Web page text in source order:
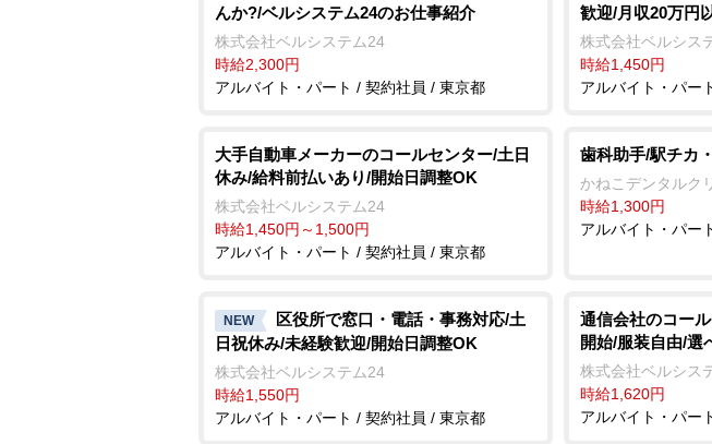
んか?/ベルシステム24のお仕事紹介
株式会社ベルシステム24
時給2,300円
アルバイト・パート / 契約社員 / 東京都
歓迎/月収20万円
株式会社ベルシス
時給1,450円
アルバイト・パー
大手自動車メーカーのコールセンター/土日
休み/給料前払いあり/開始日調整OK
株式会社ベルシステム24
時給1,450円～1,500円
アルバイト・パート / 契約社員 / 東京都
歯科助手/駅チカ
かねこデンタルク
時給1,300円
アルバイト・パー
NEW
区役所で窓口・電話・事務対応/土
日祝休み/未経験歓迎/開始日調整OK
株式会社ベルシステム24
時給1,550円
アルバイト・パート / 契約社員 / 東京都
通信会社のコー
開始/服装自由/選
株式会社ベルシス
時給1,620円
アルバイト・パー